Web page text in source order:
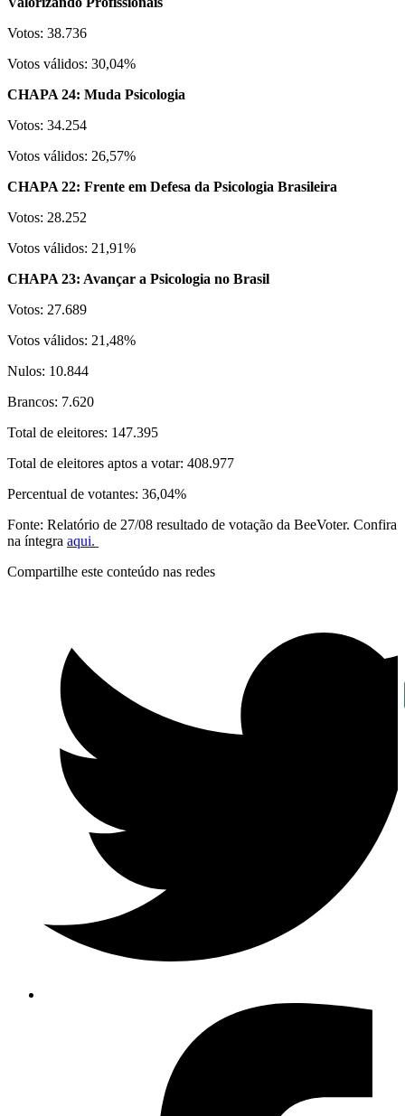
Votos: 38.736
Votos válidos: 30,04%
CHAPA 24: Muda Psicologia
Votos: 34.254
Votos válidos: 26,57%
CHAPA 22: Frente em Defesa da Psicologia Brasileira
Votos: 28.252
Votos válidos: 21,91%
CHAPA 23: Avançar a Psicologia no Brasil
Votos: 27.689
Votos válidos: 21,48%
Nulos: 10.844
Brancos: 7.620
Total de eleitores: 147.395
Total de eleitores aptos a votar: 408.977
Percentual de votantes: 36,04%
Fonte: Relatório de 27/08 resultado de votação da BeeVoter. Confira
na íntegra aqui.
Compartilhe este conteúdo nas redes